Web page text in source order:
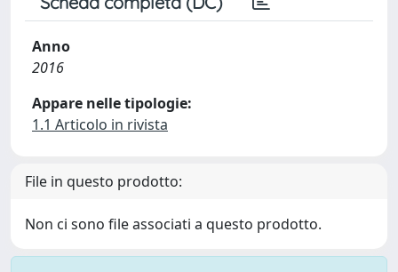
Anno
2016
Appare nelle tipologie:
1.1 Articolo in rivista
File in questo prodotto:
Non ci sono file associati a questo prodotto.